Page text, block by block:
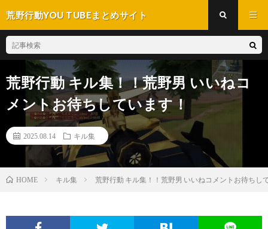
荒野行動YOU TUBEまとめサイト
荒野行動 キル集！！荒野男 いいねコ
メントお待ちしています！
2025.08.14 キル集
HOME キル集 荒野行動 キル集！！荒野男 いいねコメントお待ちし